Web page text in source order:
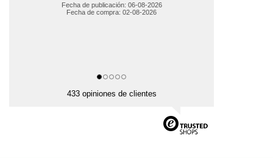
Fecha de publicación: 06-08-2026
Fecha de compra: 02-08-2026
433 opiniones de clientes